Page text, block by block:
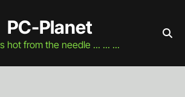
PC-Planet
hot from the needle ... ... ...